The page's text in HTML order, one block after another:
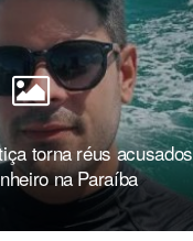
torna réus acusados
na Paraíba